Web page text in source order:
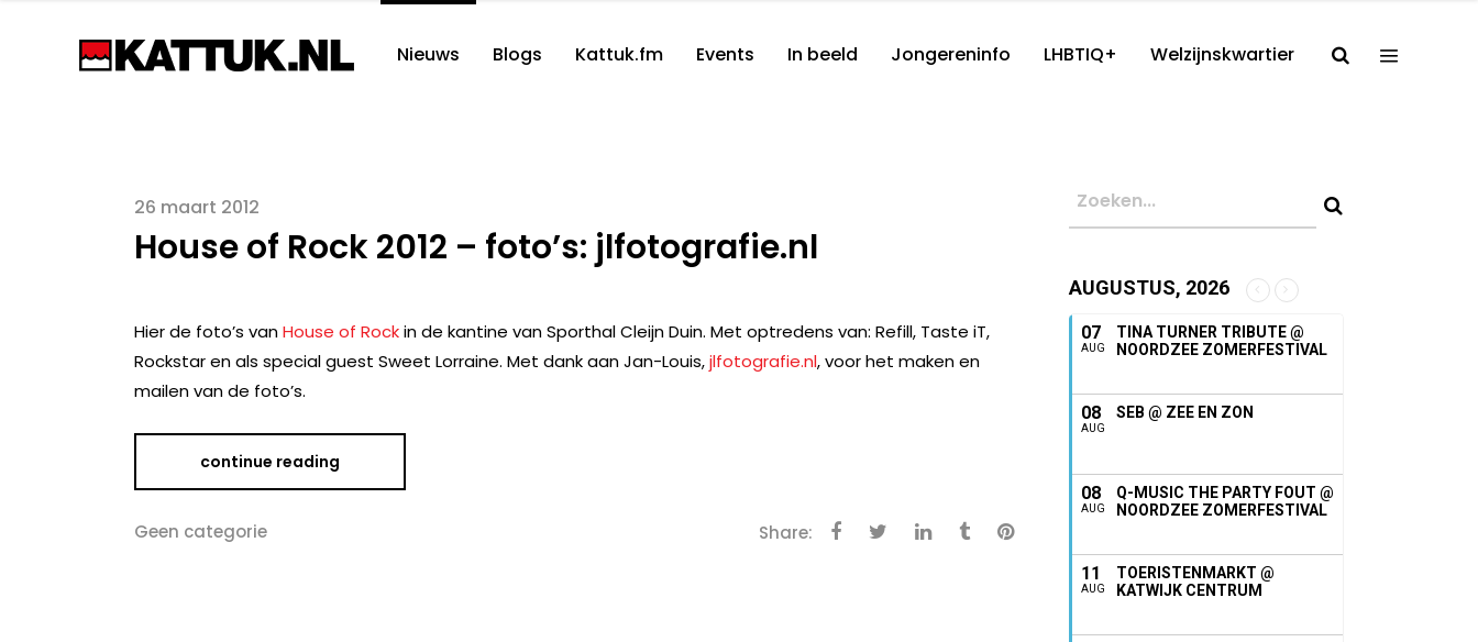
Nieuws Blogs Kattuk.fm Events In beeld Jongereninfo LHBTIQ+ Welzijnskwartier
26 maart 2012
House of Rock 2012 – foto’s: jlfotografie.nl
Hier de foto’s vanHouse of Rockin de kantine van Sporthal Cleijn Duin. Met optredens van: Refill, Taste iT,
Rockstar en als special guest Sweet Lorraine. Met dank aan Jan-Louis,jlfotografie.nl, voor het maken en
mailen van de foto’s.
continue reading
Geen categorie Share:
AUGUSTUS, 2026
07
AUG
TINA TURNER TRIBUTE @
NOORDZEE ZOMERFESTIVAL
08
AUG
SEB @ ZEE EN ZON
08
AUG
Q-MUSIC THE PARTY FOUT @
NOORDZEE ZOMERFESTIVAL
11
AUG
TOERISTENMARKT @
KATWIJK CENTRUM